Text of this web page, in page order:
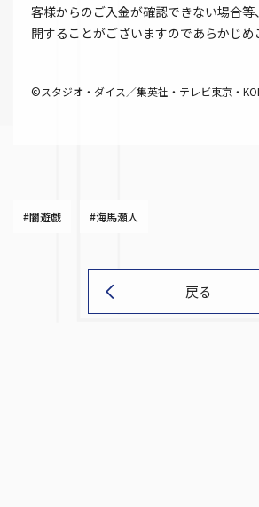
客様からのご入金が確認できない場合
開することがございますのであらかじめ
©スタジオ・ダイス／集英社・テレビ東京・
#闇遊戯 #海馬瀬人
戻る